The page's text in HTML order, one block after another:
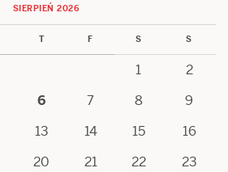
SIERPIEŃ 2026
T F S S
1
2
6 7 8
9
13 14 15
16
20 21 22
23